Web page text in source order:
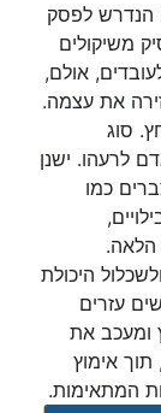
הנדרש לפסק
משיקולים
אולם,
את עצמה.
סוג
לרעהו. ישנן
כמו
הלאה.
היכולת
עזרים
ומעכב את
תוך אימוץ
המתאימות.